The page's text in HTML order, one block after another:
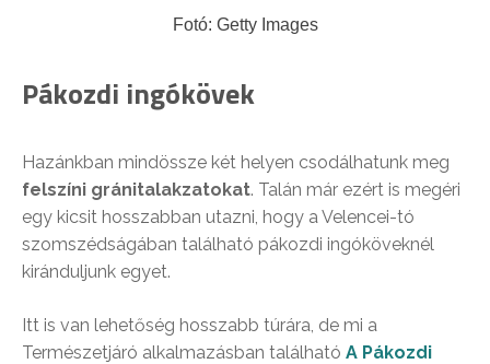
Fotó: Getty Images
Pákozdi ingókövek
Hazánkban mindössze két helyen csodálhatunk meg
felszíni gránitalakzatokat. Talán már ezért is megéri
egy kicsit hosszabban utazni, hogy a Velencei-tó
szomszédságában található pákozdi ingóköveknél
kiránduljunk egyet.
Itt is van lehetőség hosszabb túrára, de mi a
Természetjáró alkalmazásban található A Pákozdi